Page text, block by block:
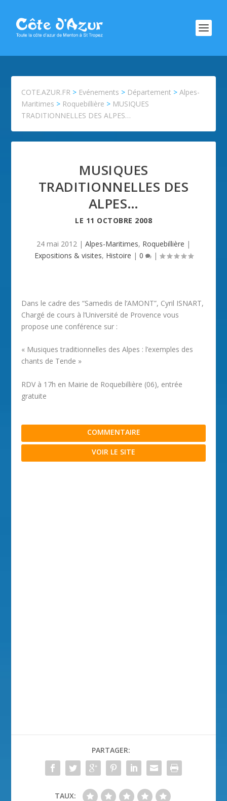
COTE.AZUR.FR > Evénements > Département >Alpes-
Maritimes > Roquebillière > MUSIQUES
TRADITIONNELLES DES ALPES…
MUSIQUES
TRADITIONNELLES DES
ALPES…
LE 11 OCTOBRE 2008
24 mai 2012 | Alpes-Maritimes, Roquebillière |
Expositions & visites, Histoire | 0 |
Dans le cadre des “Samedis de l’AMONT”, Cyril ISNART,
Chargé de cours à l’Université de Provence vous
propose une conférence sur :
« Musiques traditionnelles des Alpes : l’exemples des
chants de Tende »
RDV à 17h en Mairie de Roquebillière (06), entrée
gratuite
COMMENTAIRE
VOIR LE SITE
PARTAGER:
TAUX: